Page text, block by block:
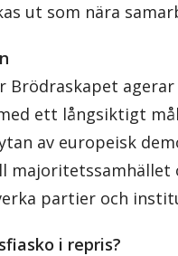
ut som nära
Brödraskapet
ett långsiktigt
av europeisk
partier och
i repris?